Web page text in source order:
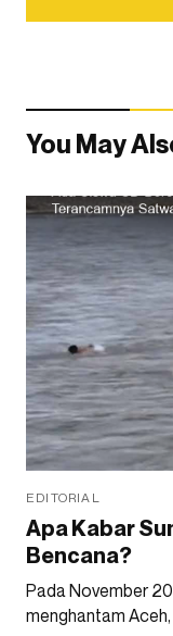
You May
EDITORIAL
Apa Kabar
Bencana?
Pada November
menghantam